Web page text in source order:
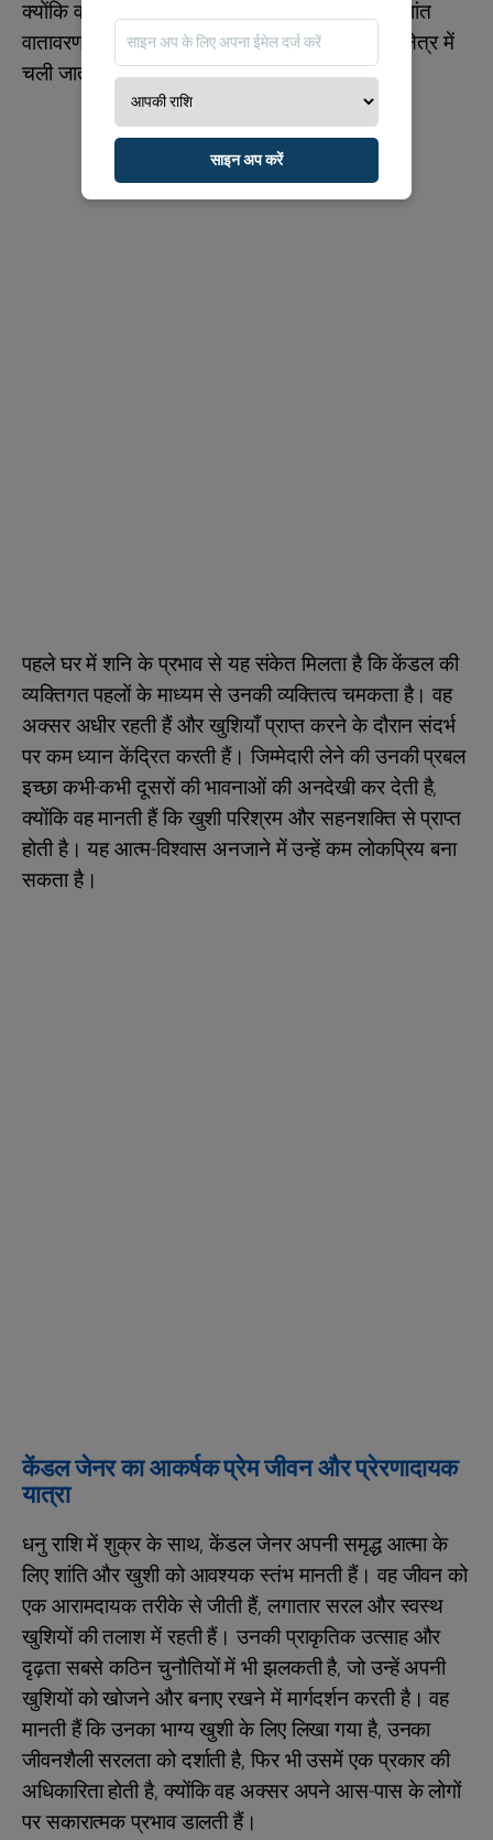
क्योंकि वह अपनी संवेदनशीलताओं की रक्षा के लिए एक शांत
वातावरण की तलाश करती हैं, और अक्सर अपने आराम क्षेत्र में
चली जाती हैं।
पहले घर में शनि के प्रभाव से यह संकेत मिलता है कि केंडल की
व्यक्तिगत पहलों के माध्यम से उनकी व्यक्तित्व चमकता है। वह
अक्सर अधीर रहती हैं और खुशियाँ प्राप्त करने के दौरान संदर्भ
पर कम ध्यान केंद्रित करती हैं। जिम्मेदारी लेने की उनकी प्रबल
इच्छा कभी-कभी दूसरों की भावनाओं की अनदेखी कर देती है,
क्योंकि वह मानती हैं कि खुशी परिश्रम और सहनशक्ति से प्राप्त
होती है। यह आत्म-विश्वास अनजाने में उन्हें कम लोकप्रिय बना
सकता है।
केंडल जेनर का आकर्षक प्रेम जीवन और प्रेरणादायक
यात्रा
धनु राशि में शुक्र के साथ, केंडल जेनर अपनी समृद्ध आत्मा के
लिए शांति और खुशी को आवश्यक स्तंभ मानती हैं। वह जीवन को
एक आरामदायक तरीके से जीती हैं, लगातार सरल और स्वस्थ
खुशियों की तलाश में रहती हैं। उनकी प्राकृतिक उत्साह और
दृढ़ता सबसे कठिन चुनौतियों में भी झलकती है, जो उन्हें अपनी
खुशियों को खोजने और बनाए रखने में मार्गदर्शन करती है। वह
मानती हैं कि उनका भाग्य खुशी के लिए लिखा गया है, उनका
जीवनशैली सरलता को दर्शाती है, फिर भी उसमें एक प्रकार की
अधिकारिता होती है, क्योंकि वह अक्सर अपने आस-पास के लोगों
पर सकारात्मक प्रभाव डालती हैं।
साइन अप करें